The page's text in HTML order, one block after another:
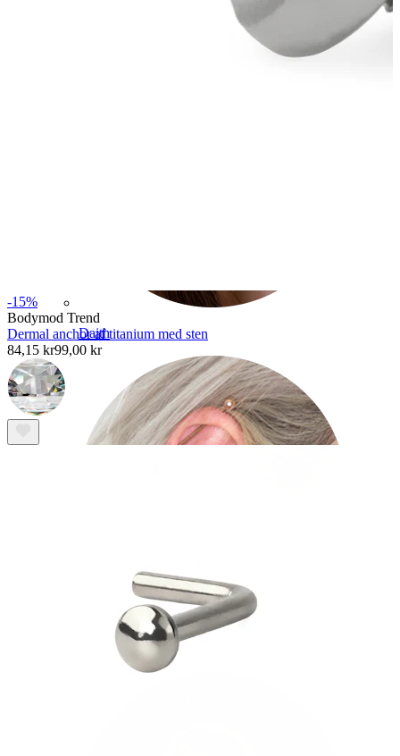
Daith
Industrial
-15%
Bodymod Trend
Dermal anchor af titanium med sten
84,15 kr99,00 kr